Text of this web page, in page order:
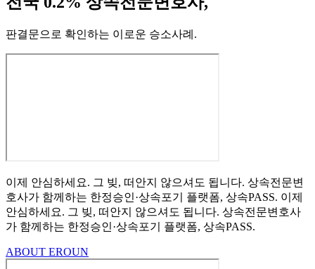
판결문으로 확인하는 이로운 승소사례 .
이제 안심하세요. 그 빚, 떠안지 않으셔도 됩니다. 상속전문변
호사가 함께하는 한정승인·상속포기 플랫폼, 상속PASS. 이제
안심하세요. 그 빚, 떠안지 않으셔도 됩니다. 상속전문변호사
가 함께하는 한정승인·상속포기 플랫폼, 상속PASS.
ABOUT EROUN